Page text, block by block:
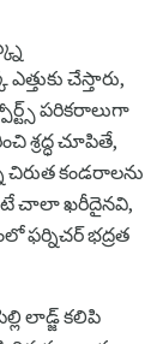
చేస్తారు,
పరికరాలుగా
శ్రద్ధ చూపితే,
చిరుత కండరాలను
చాలా ఖరీదైనవి,
ఫర్నిచర్ భద్రత
లాడ్జ్ కలిపి